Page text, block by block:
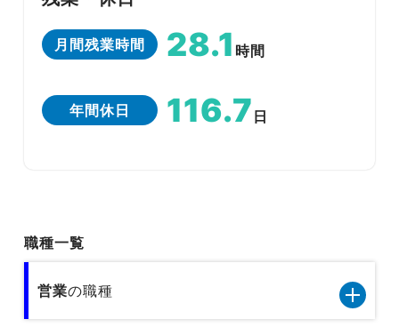
月間残業時間 28.1 時間
年間休日 116.7 日
職種一覧
営業の職種